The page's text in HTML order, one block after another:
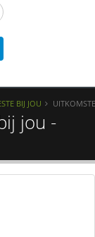
BIJ JOU
jou -